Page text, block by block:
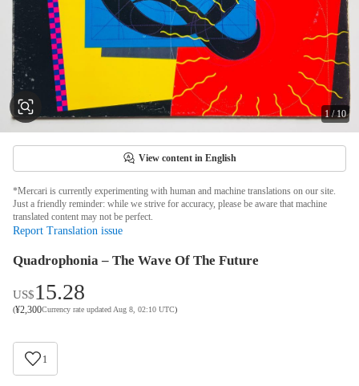
1/10
View content in English
*Mercari is currently experimenting with human and machine translations on our site.
Just a friendly reminder: while we strive for accuracy, please be aware that machine
translated content may not be perfect.
Report Translation issue
Quadrophonia – The Wave Of The Future
US$15.28
(¥2,300Currency rate updated Aug 8, 02:10 UTC)
1